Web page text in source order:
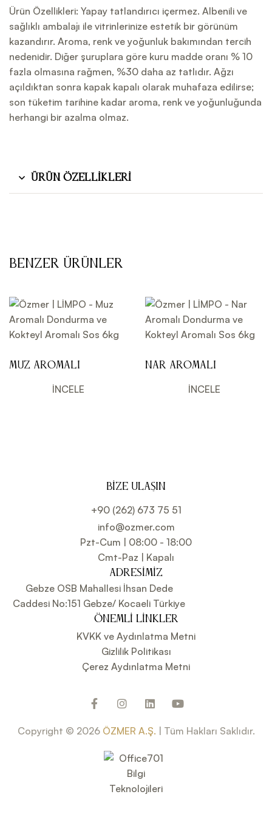
Ürün Özellikleri: Yapay tatlandırıcı içermez. Albenili ve
sağlıklı ambalajı ile vitrinlerinize estetik bir görünüm
kazandırır. Aroma, renk ve yoğunluk bakımından tercih
nedenidir. Diğer şuruplara göre kuru madde oranı % 10
fazla olmasına rağmen, %30 daha az tatlıdır. Ağzı
açıldıktan sonra kapak kapalı olarak muhafaza edilirse;
son tüketim tarihine kadar aroma, renk ve yoğunluğunda
herhangi bir azalma olmaz.
Ürün Özellikleri
Benzer Ürünler
Muz Aromalı
Kokteyl Aromalı
İNCELE
Nar Aromalı
Kokteyl Aromalı
İNCELE
BIZE ULAŞIN
+90 (262) 673 75 51
info@ozmer.com
Pzt-Cum | 08:00 - 18:00
Cmt-Paz | Kapalı
ADRESIMIZ
Gebze OSB Mahallesi İhsan Dede
Caddesi No:151 Gebze/ Kocaeli Türkiye
ÖNEMLI LINKLER
KVKK ve Aydınlatma Metni
Gizlilik Politikası
Çerez Aydınlatma Metni
Copyright © 2026 ÖZMER A.Ş. | Tüm Hakları Saklıdır.